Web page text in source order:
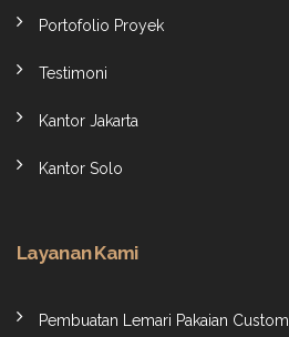
Portofolio Proyek
Testimoni
Kantor Jakarta
Kantor Solo
Layanan Kami
Pembuatan Lemari Pakaian Custom